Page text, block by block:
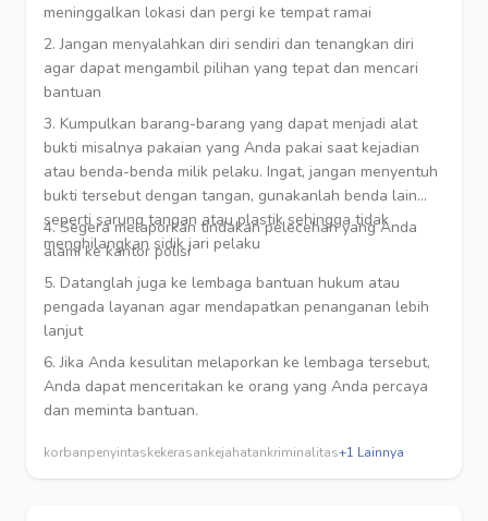
meninggalkan lokasi dan pergi ke tempat ramai
2. Jangan menyalahkan diri sendiri dan tenangkan diri
agar dapat mengambil pilihan yang tepat dan mencari
bantuan
3. Kumpulkan barang-barang yang dapat menjadi alat
bukti misalnya pakaian yang Anda pakai saat kejadian
atau benda-benda milik pelaku. Ingat, jangan menyentuh
bukti tersebut dengan tangan, gunakanlah benda lain
seperti sarung tangan atau plastik sehingga tidak
menghilangkan sidik jari pelaku
4. Segera melaporkan tindakan pelecehan yang Anda
alami ke kantor polisi
5. Datanglah juga ke lembaga bantuan hukum atau
pengada layanan agar mendapatkan penanganan lebih
lanjut
6. Jika Anda kesulitan melaporkan ke lembaga tersebut,
Anda dapat menceritakan ke orang yang Anda percaya
dan meminta bantuan.
korbanpenyintaskekerasankejahatankriminalitas+1 Lainnya